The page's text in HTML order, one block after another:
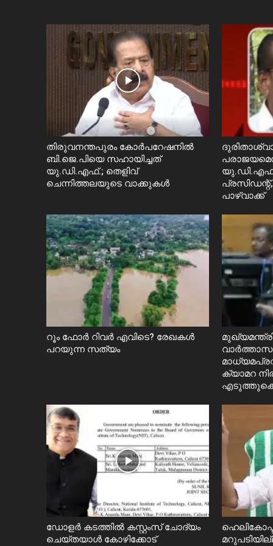
തിരുവനന്തപുരം കോർപറേഷനിൽ
ബി.ജെ.പിയെ സഹായിച്ചത്
യു.ഡി.എഫ്.; തെളിവ്
ചെന്നിത്തലയുടെ വാക്കുകൾ
പാഴ്വാക്ക്
റൂം ഫോർ റിവർ എവിടെ? രേഖകൾ
പറയുന്ന സത്യം
ക്യാമറ
ഡോളർ കടത്തിൽ കസ്റ്റംസ് ചോദ്യം
ചെയ്തയാൾ കോഴിക്കോട്